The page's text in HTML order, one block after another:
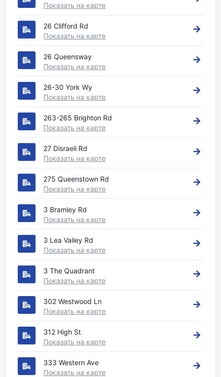
Показать на карте
26 Clifford Rd
Показать на карте
26 Queensway
Показать на карте
26-30 York Wy
Показать на карте
263-265 Brighton Rd
Показать на карте
27 Disraeli Rd
Показать на карте
275 Queenstown Rd
Показать на карте
3 Bramley Rd
Показать на карте
3 Lea Valley Rd
Показать на карте
3 The Quadrant
Показать на карте
302 Westwood Ln
Показать на карте
312 High St
Показать на карте
333 Western Ave
Показать на карте